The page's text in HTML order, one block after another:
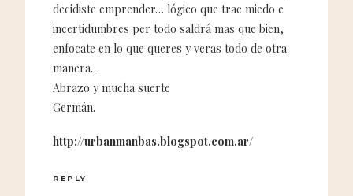
decidiste emprender… lógico que trae miedo e
incertidumbres per todo saldrá mas que bien,
enfocate en lo que queres y veras todo de otra
manera…
Abrazo y mucha suerte
Germán.
http://urbanmanbas.blogspot.com.ar/
REPLY